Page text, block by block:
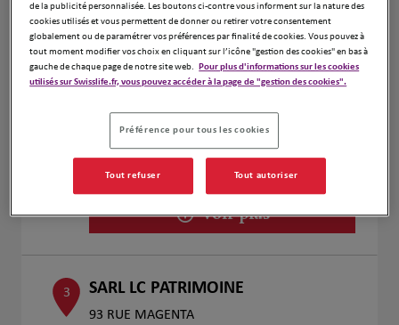
Voir plus
Coutard Erwan
27 Rue de Solférino
53000 Laval
Ouvert 09:00 - 12:00 et 13:00 - 18:00
Numéro
Voir plus
3 SARL LC PATRIMOINE
93 RUE MAGENTA
de la publicité personnalisée. Les boutons ci-contre vous informent sur la nature des
cookies utilisés et vous permettent de donner ou retirer votre consentement
globalement ou de paramétrer vos préférences par finalité de cookies. Vous pouvez à
tout moment modifier vos choix en cliquant sur l’icône "gestion des cookies" en bas à
gauche de chaque page de notre site web. Pour plus d'informations sur les cookies
utilisés sur Swisslife.fr, vous pouvez accéder à la page de "gestion des cookies".
Préférence pour tous les cookies
Tout refuser Tout autoriser